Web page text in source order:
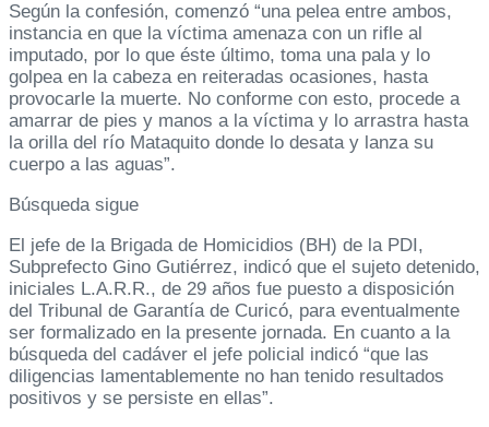
Según la confesión, comenzó “una pelea entre ambos,
instancia en que la víctima amenaza con un rifle al
imputado, por lo que éste último, toma una pala y lo
golpea en la cabeza en reiteradas ocasiones, hasta
provocarle la muerte. No conforme con esto, procede a
amarrar de pies y manos a la víctima y lo arrastra hasta
la orilla del río Mataquito donde lo desata y lanza su
cuerpo a las aguas”.
Búsqueda sigue
El jefe de la Brigada de Homicidios (BH) de la PDI,
Subprefecto Gino Gutiérrez, indicó que el sujeto detenido,
iniciales L.A.R.R., de 29 años fue puesto a disposición
del Tribunal de Garantía de Curicó, para eventualmente
ser formalizado en la presente jornada. En cuanto a la
búsqueda del cadáver el jefe policial indicó “que las
diligencias lamentablemente no han tenido resultados
positivos y se persiste en ellas”.